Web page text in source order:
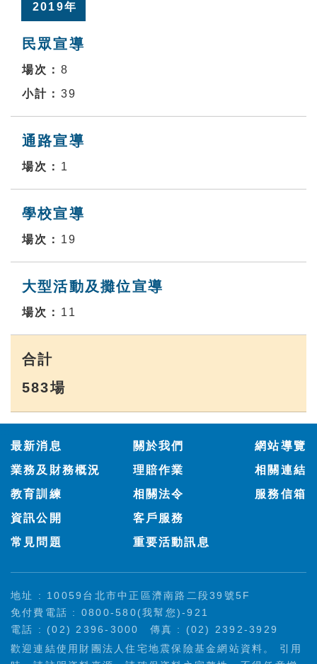
2019年
民眾宣導
8
39
通路宣導
1
學校宣導
19
大型活動及攤位宣導
11
合計
583場
最新消息
關於我們
業務及財務概況
理賠作業
教育訓練
相關法令
資訊公開
客戶服務
常見問題
重要活動訊息
網站導覽
相關連結
服務信箱
地址 : 10059台北市中正區濟南路二段39號5F
免付費電話 : 0800-580(我幫您)-921
電話 : (02) 2396-3000
傳真 : (02) 2392-3929
歡迎連結使用財團法人住宅地震保險基金網站資料。 引用